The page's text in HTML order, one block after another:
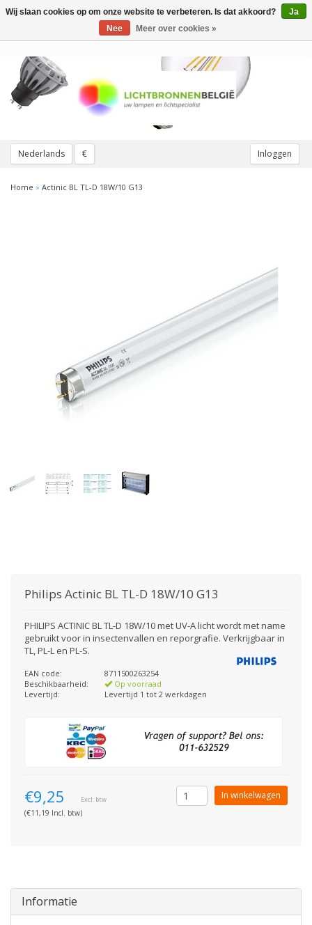
Nederlands € Inloggen
Toggle
Home » Actinic BL TL-D 18W/10 G13
Philips Actinic BL TL-D 18W/10 G13
PHILIPS ACTINIC BL TL-D 18W/10 met UV-A licht wordt met name
gebruikt voor in insectenvallen en reporgrafie. Verkrijgbaar in
TL, PL-L en PL-S.
EAN code:
8711500263254
Beschikbaarheid:
Op voorraad
Levertijd:
Levertijd 1 tot 2 werkdagen
€9,25 Excl. btw
(€11,19 Incl. btw)
In winkelwagen
Informatie
Wij slaan cookies op om onze website te verbeteren. Is dat akkoord?
Ja
Nee
Meer over cookies »